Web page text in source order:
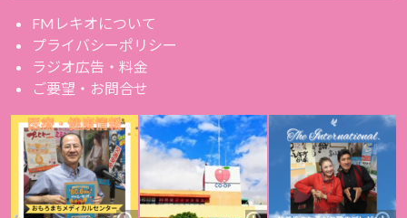
FMレキオについて
プライバシーポリシー
ラジオ広告・料金
ご要望・お問合せ